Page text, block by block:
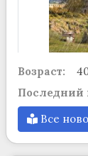
Возраст:
Последний
Все